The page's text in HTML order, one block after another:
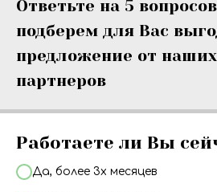
Ответьте на 5
подберем для Вас
предложение от наших
партнеров
Работаете ли Вы
Да, более 3х месяцев